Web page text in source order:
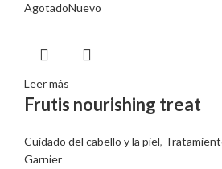
AgotadoNuevo
Leer más
Frutis nourishing treat
Cuidado del cabello y la piel,
Garnier